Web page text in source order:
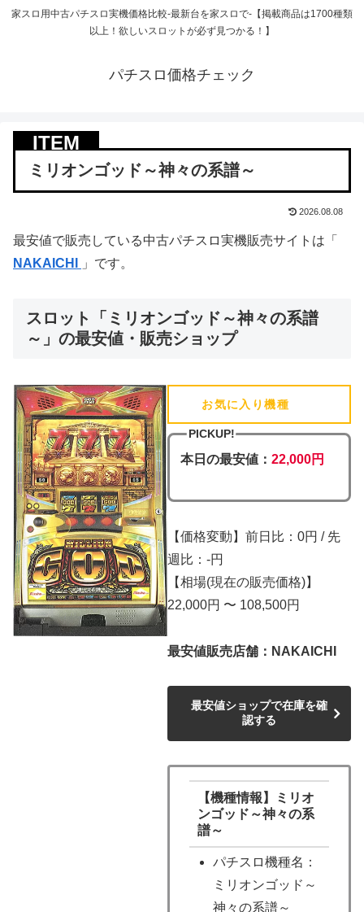
家スロ用中古パチスロ実機価格比較-最新台を家スロで-【掲載商品は1700種類
以上！欲しいスロットが必ず見つかる！】
パチスロ価格チェック
ミリオンゴッド～神々の系譜～
2026.08.08
最安値で販売している中古パチスロ実機販売サイトは「
NAKAICHI
」です。
スロット「ミリオンゴッド～神々の系譜
～」の最安値・販売ショップ
お気に入り機種
PICKUP!
本日の最安値： 22,000円
【価格変動】前日比：0円 / 先
週比：-円
【相場(現在の販売価格)】
22,000円 〜 108,500円
最安値販売店舗：NAKAICHI
最安値ショップで在庫を確
認する
【機種情報】ミリオ
ンゴッド～神々の系
譜～
パチスロ機種名：
ミリオンゴッド～
神々の系譜～